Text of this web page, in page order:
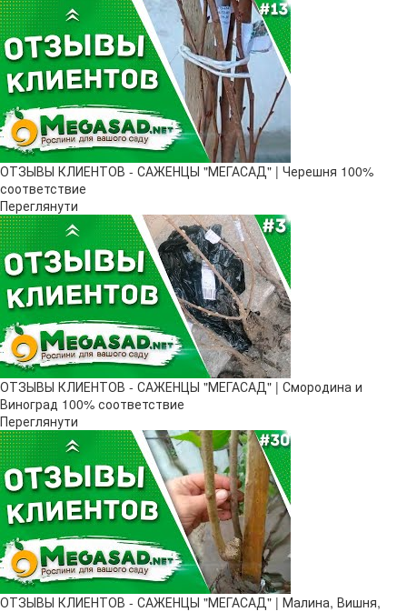
ОТЗЫВЫ КЛИЕНТОВ - САЖЕНЦЫ "МЕГАСАД" | Черешня 100%
соответствие
Переглянути
ОТЗЫВЫ КЛИЕНТОВ - САЖЕНЦЫ "МЕГАСАД" | Смородина и
Виноград 100% соответствие
Переглянути
ОТЗЫВЫ КЛИЕНТОВ - САЖЕНЦЫ "МЕГАСАД" | Малина, Вишня,